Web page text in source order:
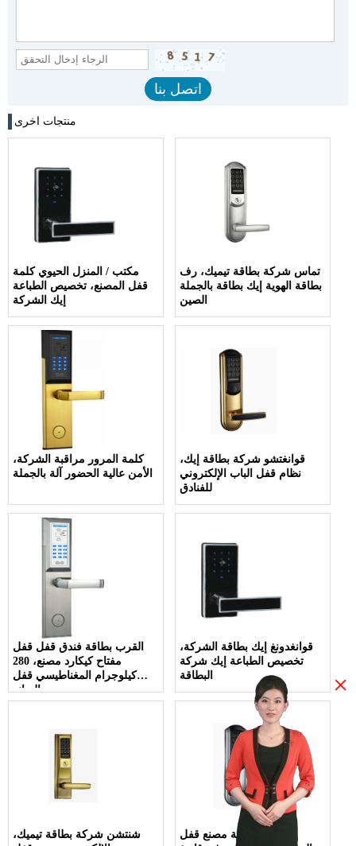
منتجات اخرى
مكتب / المنزل الحيوي كلمة
قفل المصنع، تخصيص الطباعة
إيك الشركة
تماس شركة بطاقة تيميك، رف
بطاقة الهوية إيك بطاقة بالجملة
الصين
كلمة المرور مراقبة الشركة،
الأمن عالية الحضور آلة بالجملة
قوانغتشو شركة بطاقة إيك،
نظام قفل الباب الإلكتروني
للفنادق
القرب بطاقة فندق قفل قفل
مفتاح كيكارد مصنع، 280
كيلوجرام المغناطيسي قفل
الصانع
قوانغدونغ إيك بطاقة الشركة،
تخصيص الطباعة إيك شركة
البطاقة
شنتشن شركة بطاقة تيميك،
الإلكترونية مصنع قفل
×